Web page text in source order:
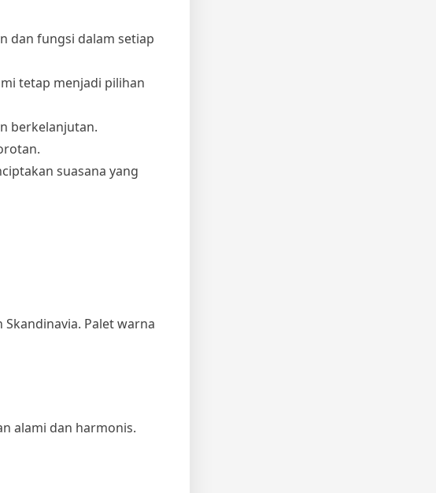
dan fungsi dalam setiap
tetap menjadi pilihan
berkelanjutan.
suasana yang
Palet warna
alami dan harmonis.